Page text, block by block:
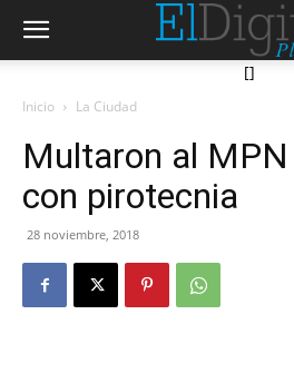
[]
Inicio La Ciudad
Multaron al
con pirotecnia
28 noviembre, 2018